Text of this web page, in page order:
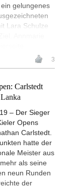
gelungenes
Lara Schulze
3
Carlstedt
– Der Sieger
Opens
Carlstedt.
hatte der
Meister aus
als seine
neun Runden
der